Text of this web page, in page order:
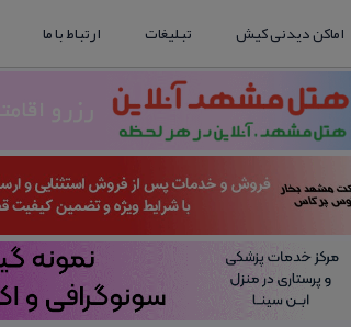
اماکن دیدنی کیش تبلیغات ارتباط با ما